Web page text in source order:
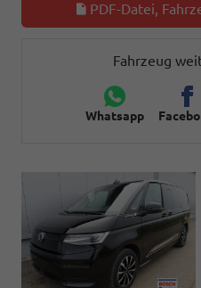
PDF-Datei,
Fahrzeug
Whatsapp